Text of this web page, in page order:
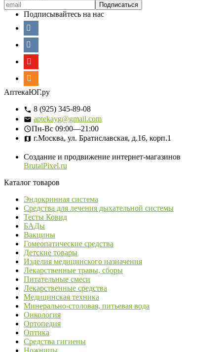
Подписывайтесь на нас
АптекаЮГ.ру
8 (925) 345-89-08
aptekayg@gmail.com
Пн-Вс 09:00—21:00
г.Москва, ул. Братиславская, д.16, корп.1
Создание и продвижение интернет-магазинов
BrutalPixel.ru
Каталог товаров
Эндокринная система
Средства для лечения дыхательной системы
Тесты Ковид
БАДы
Вакцины
Гомеопатические средства
Детские товары
Изделия медицинского назначения
Лекарственные травы, сборы
Питательные смеси
Лекарственные средства
Медицинская техника
Минерально-столовая, питьевая вода
Онкология
Ортопедия
Оптика
Средства гигиены